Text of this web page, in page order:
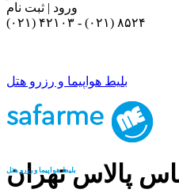
ورود | ثبت نام
- (۰۲۱) ۸۵۲۴
بلیط هواپیما و رزرو هتل
بلیط هواپیما و رزرو هتل
پالاس تهران